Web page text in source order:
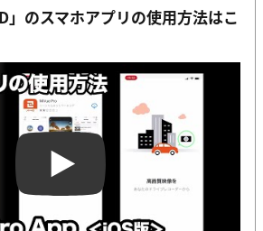
」のスマホアプリの使用方法はこ
Play